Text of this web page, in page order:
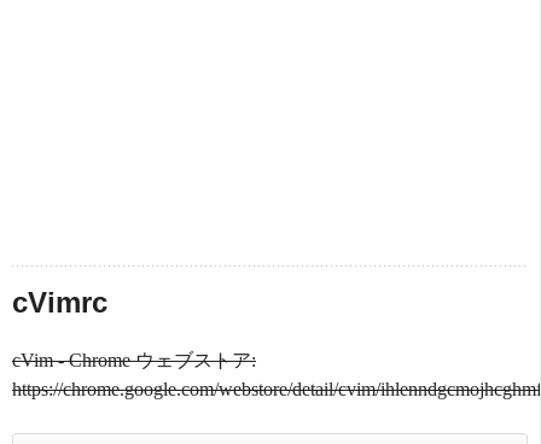
cVimrc
cVim - Chrome ウェブストア:
https://chrome.google.com/webstore/detail/cvim/